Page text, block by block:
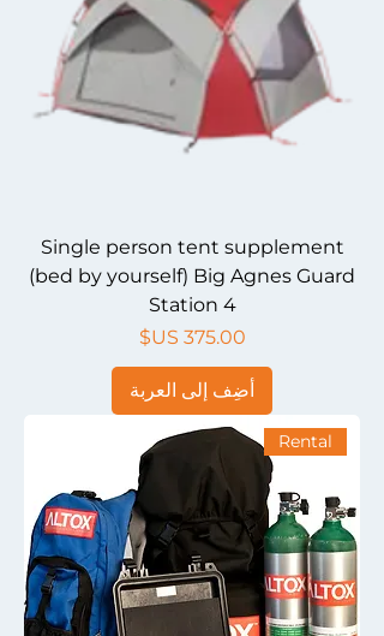
Single person tent supplement
(bed by yourself) Big Agnes Guard
Station 4
السعر
أضِف إلى العربة
Rental